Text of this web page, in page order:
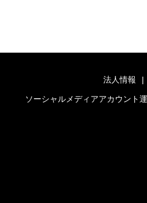
法人情報
ソーシャルメディアアカウント